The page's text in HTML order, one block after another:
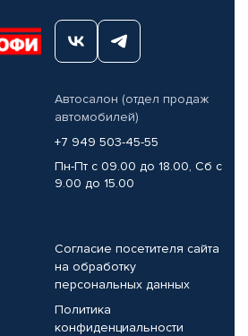
Автосалон (отдел продаж
автомобилей)
+7 949 503-45-55
Пн-Пт с 09.00 до 18.00, Сб с
9.00 до 15.00
Согласие посетителя сайта
на обработку
персональных данных
Политика
конфиденциальности